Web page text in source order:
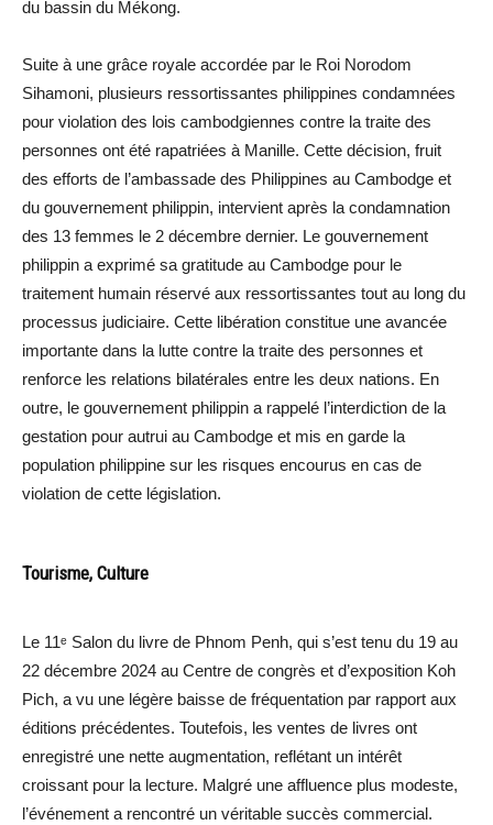
du bassin du Mékong.
Suite à une grâce royale accordée par le Roi Norodom
Sihamoni, plusieurs ressortissantes philippines condamnées
pour violation des lois cambodgiennes contre la traite des
personnes ont été rapatriées à Manille. Cette décision, fruit
des efforts de l’ambassade des Philippines au Cambodge et
du gouvernement philippin, intervient après la condamnation
des 13 femmes le 2 décembre dernier. Le gouvernement
philippin a exprimé sa gratitude au Cambodge pour le
traitement humain réservé aux ressortissantes tout au long du
processus judiciaire. Cette libération constitue une avancée
importante dans la lutte contre la traite des personnes et
renforce les relations bilatérales entre les deux nations. En
outre, le gouvernement philippin a rappelé l’interdiction de la
gestation pour autrui au Cambodge et mis en garde la
population philippine sur les risques encourus en cas de
violation de cette législation.
Tourisme, Culture
Le 11ᵉ Salon du livre de Phnom Penh, qui s’est tenu du 19 au
22 décembre 2024 au Centre de congrès et d’exposition Koh
Pich, a vu une légère baisse de fréquentation par rapport aux
éditions précédentes. Toutefois, les ventes de livres ont
enregistré une nette augmentation, reflétant un intérêt
croissant pour la lecture. Malgré une affluence plus modeste,
l’événement a rencontré un véritable succès commercial.